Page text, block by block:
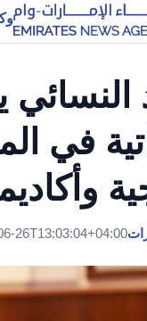
في
26T13:03:04+04:00